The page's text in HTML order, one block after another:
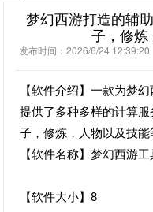
梦幻西游打造的辅
子，修炼
发布时间：2026/6/24
【软件介绍】一款为梦
提供了多种多样的计算
子，修炼，人物以及技
【软件名称】梦幻西游
【软件大小】8